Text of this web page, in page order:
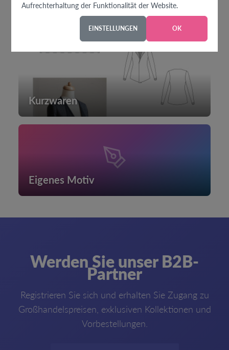
Aufrechterhaltung der Funktionalität der Website.
EINSTELLUNGEN OK
Kinderwagenstoff
Kurzwaren
Eigenes Motiv
Werden Sie unser B2B-
Partner
Registrieren Sie sich und erhalten Sie Zugang zu
Großhandelspreisen, exklusiven Kollektionen und
Vorbestellungen.